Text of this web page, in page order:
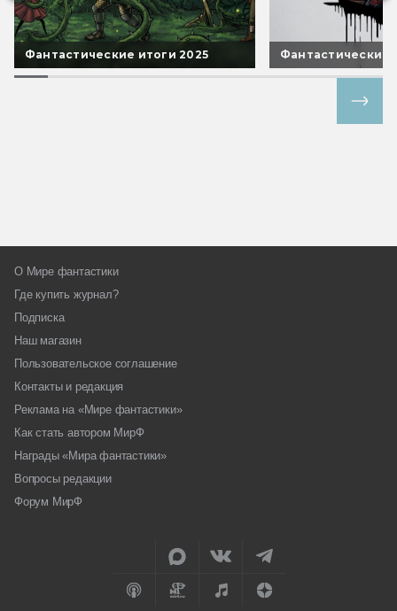
Фантастические итоги 2025 Фантастические
О Мире фантастики
Где купить журнал?
Подписка
Наш магазин
Пользовательское соглашение
Контакты и редакция
Реклама на «Мире фантастики»
Как стать автором МирФ
Награды «Мира фантастики»
Вопросы редакции
Форум МирФ